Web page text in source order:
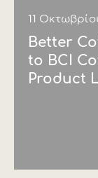
11
Better
to BCI
Product